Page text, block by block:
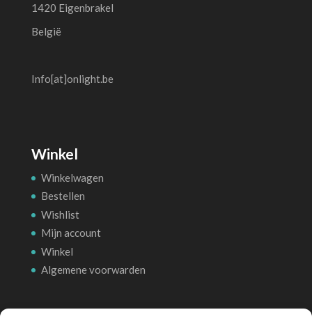
1420 Eigenbrakel
België
Info[at]onlight.be
Winkel
Winkelwagen
Bestellen
Wishlist
Mijn account
Winkel
Algemene voorwarden